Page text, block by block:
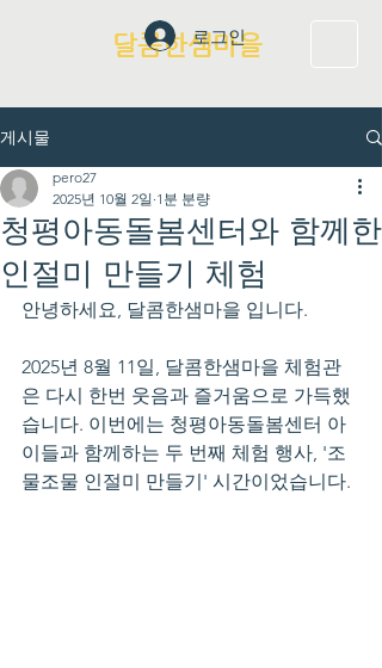
달콤한샘마을
로그인
게시물
청평아동돌봄센터와 함께한
인절미 만들기 체험
pero27
2025년 10월 2일 1분 분량
안녕하세요, 달콤한샘마을 입니다.
2025년 8월 11일, 달콤한샘마을 체험관
은 다시 한번 웃음과 즐거움으로 가득했
습니다. 이번에는 청평아동돌봄센터 아
이들과 함께하는 두 번째 체험 행사, '조
물조물 인절미 만들기' 시간이었습니다.